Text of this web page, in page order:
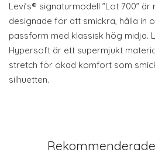
Levi’s® signaturmodell ”Lot 700”
designade för att smickra, hålla in
passform med klassisk hög midja.
Hypersoft är ett supermjukt
stretch för ökad komfort som
silhuetten.